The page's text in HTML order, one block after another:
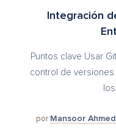
Integración
Puntos clave Usar
control de
por Mansoor